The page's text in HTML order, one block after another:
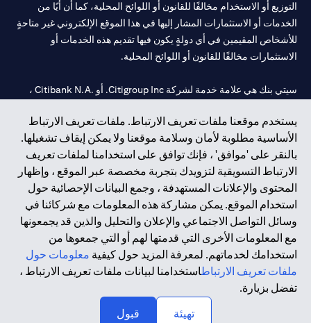
يستخدم موقعنا ملفات تعريف الارتباط. ملفات تعريف الارتباط
الأساسية مطلوبة لأمان وسلامة موقعنا ولا يمكن إيقاف تشغيلها.
بالنقر على 'موافق' ، فإنك توافق على استخدامنا لملفات تعريف
الارتباط التسويقية لتزويدك بتجربة مخصصة عبر الموقع ، وإظهار
المحتوى والإعلانات المستهدفة ، وجمع البيانات الإحصائية حول
استخدام الموقع. يمكن مشاركة هذه المعلومات مع شركائنا في
وسائل التواصل الاجتماعي والإعلان والتحليل والذين قد يجمعونها
مع المعلومات الأخرى التي قدمتها لهم أو التي جمعوها من
استخدامك لخدماتهم. لمعرفة المزيد حول كيفية معلومات حول
ملفات تعريف الارتباطاستخدامنا لبيانات ملفات تعريف الارتباط ،
تفضل بزيارة.
تهيئة
قبول
التوزيع أو الاستخدام مخالفًا للقانون أو اللوائح المحلية، كما أن أيًا من
الخدمات أو الاستثمارات المشار إليها في هذا الموقع الإلكتروني غير متاحةٍ
للأشخاص المقيمين في أي دولةٍ يكون فيها تقديم هذه الخدمات أو
الاستثمارات مخالفًا للقانون أو اللوائح المحلية.
سيتي بنك هي علامة خدمة لشركة Citigroup Inc. أو .Citibank N.A ،
سيتي بنك إن. إيه. الإمارات مسجل لدى مصرف الإمارات المركزي تحت
أرقام التراخيص 202563 لفرع الوصل في دبي، 531989 لفرع مول
الإمارات في دبي، و CN-1002019 لفرع أبوظبي. هاتف: 4000 311 04.
فرع سيتي بنك إن إيه - الإمارات العربية المتحدة مرخص من مصرف
الإمارات العربية المتحدة المركزي كفرع لبنك أجنبي.
سيتي بنك إن إيه الإمارات العربية المتحدة مرخص من هيئة الأوراق المالية
والسلع في الإمارات العربية المتحدة ("SCA") للقيام بالنشاط المالي لـ أ)
الاستشارات المالية والتعريف والترويج بموجب ترخيص رقم
20200000097 ب) وسيط تداول في الأسواق الدولية بموجب ترخيص